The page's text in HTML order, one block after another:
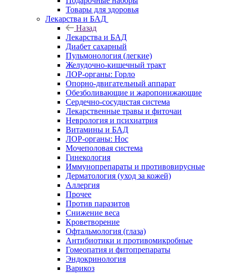
Товары для здоровья
Лекарства и БАД
Назад
Лекарства и БАД
Диабет сахарный
Пульмонология (легкие)
Желудочно-кишечный тракт
ЛОР-органы: Горло
Опорно-двигательный аппарат
Обезболивающие и жаропонижающие
Сердечно-сосудистая система
Лекарственные травы и фиточаи
Неврология и психиатрия
Витамины и БАД
ЛОР-органы: Нос
Мочеполовая система
Гинекология
Иммунопрепараты и противовирусные
Дерматология (уход за кожей)
Аллергия
Прочее
Против паразитов
Снижение веса
Кроветворение
Офтальмология (глаза)
Антибиотики и противомикробные
Гомеопатия и фитопрепараты
Эндокринология
Варикоз